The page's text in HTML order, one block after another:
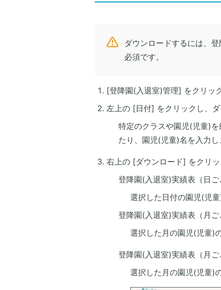
ダウンロードするには、
必須です。
[登降園(入退室)管理] をクリッ
左上の [日付] をクリックし、
特定のクラスや園児(児童)
たり、園児(児童)名を入力
右上の [ダウンロード] をクリ
登降園(入退室)実績表（日ご
選択した日付の園児(児
登降園(入退室)実績表（月ご
選択した月の園児(児童)
登降園(入退室)実績表（月
選択した月の園児(児童)